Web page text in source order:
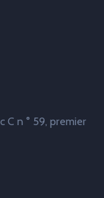
C n ° 59, premier